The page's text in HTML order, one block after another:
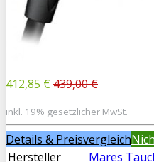
412,85 € 439,00 €
inkl. 19% gesetzlicher MwSt.
Details & Preisvergleich
Hersteller
Mares